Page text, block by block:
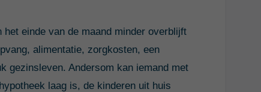
einde van de maand minder overblijft
alimentatie, zorgkosten, een
gezinsleven. Andersom kan iemand met
laag is, de kinderen uit huis